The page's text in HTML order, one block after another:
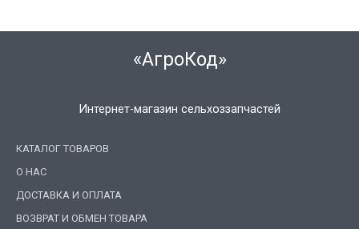
«АгроКод»
Интернет-магазин сельхоззапчастей
КАТАЛОГ ТОВАРОВ
О НАС
ДОСТАВКА И ОПЛАТА
ВОЗВРАТ И ОБМЕН ТОВАРА